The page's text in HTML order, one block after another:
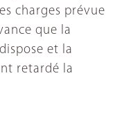
charges prévue
que la
et la
retardé la